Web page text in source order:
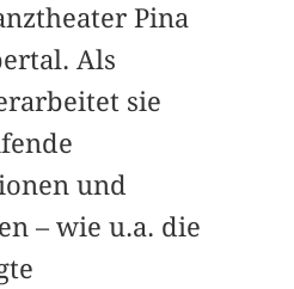
Pina
Als
sie
und
– wie u.a. die